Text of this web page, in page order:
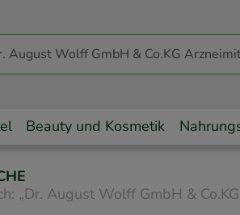
Beauty und Kosmetik
„Dr. August Wolff GmbH &